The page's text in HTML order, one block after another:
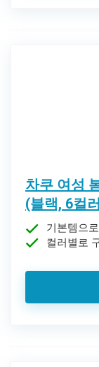
차쿠 여성
(블랙, 6컬
기본템으
컬러별로